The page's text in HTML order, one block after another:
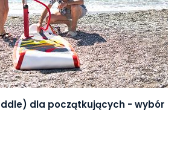
dla początkujących - wybór